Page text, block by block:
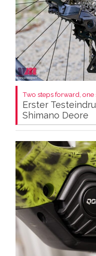
Two steps forward, one
Erster
Shimano Deore